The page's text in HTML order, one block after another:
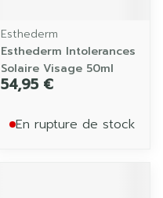
Esthederm
Esthederm Intolerances
Solaire Visage 50ml
54,95 €
En rupture de stock